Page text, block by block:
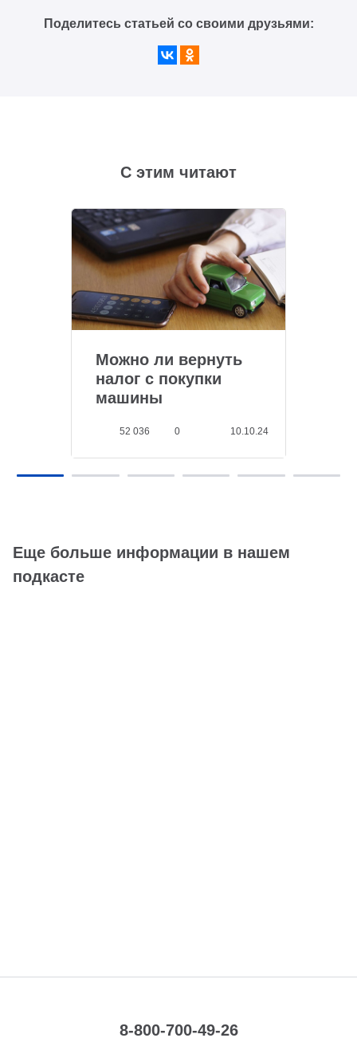
Поделитесь статьей со своими друзьями:
С этим читают
Можно ли вернуть
налог с покупки
машины
52 036 0 10.10.24
Еще больше информации в нашем
подкасте
8-800-700-49-26